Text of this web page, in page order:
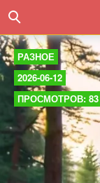
РАЗНОЕ
2026-06-12
ПРОСМОТРОВ: 83